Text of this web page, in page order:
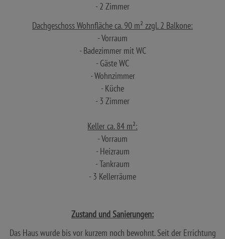
- 2 Zimmer
Dachgeschoss Wohnfläche ca. 90 m² zzgl. 2 Balkone:
- Vorraum
- Badezimmer mit WC
- Gäste WC
- Wohnzimmer
- Küche
- 3 Zimmer
Keller ca. 84 m²:
- Vorraum
- Heizraum
- Tankraum
- 3 Kellerräume
Zustand und Sanierungen:
Das Haus wurde bis vor kurzem noch bewohnt. Seit der Errichtung